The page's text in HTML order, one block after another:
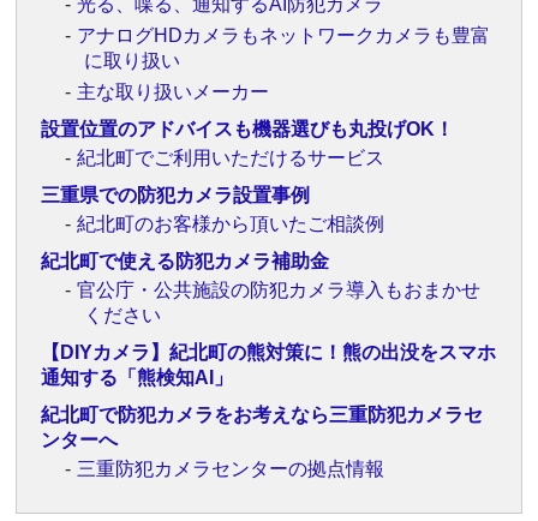
光る、喋る、通知するAI防犯カメラ
アナログHDカメラもネットワークカメラも豊富
に取り扱い
主な取り扱いメーカー
設置位置のアドバイスも機器選びも丸投げOK！
紀北町でご利用いただけるサービス
三重県での防犯カメラ設置事例
紀北町のお客様から頂いたご相談例
紀北町で使える防犯カメラ補助金
官公庁・公共施設の防犯カメラ導入もおまかせ
ください
【DIYカメラ】紀北町の熊対策に！熊の出没をスマホ
通知する「熊検知AI」
紀北町で防犯カメラをお考えなら三重防犯カメラセ
ンターへ
三重防犯カメラセンターの拠点情報